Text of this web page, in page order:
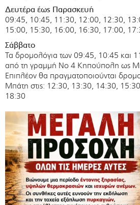
Δευτέρα έως Παρασκευή
09:45, 10:45, 11:30, 12:00, 12:30,
15:00, 15:30, 16:00, 16:30, 17:00,
Σάββατο
Τα δρομολόγια των 09:45, 10:45 και
από τη γραμμή Νο 4 Κηπούπολη ως
Επιπλέον θα πραγματοποιούνται
Μπάτη στις: 12:30, 13:30, 14:30,
18:30